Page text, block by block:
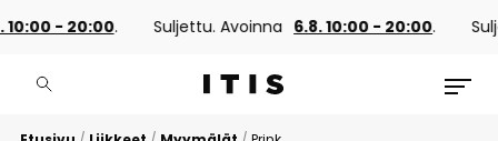
- 20:00. Suljettu. Avoinna 6.8. 10:00 - 20:00.